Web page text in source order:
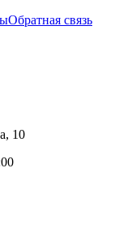
Обратная связь
10